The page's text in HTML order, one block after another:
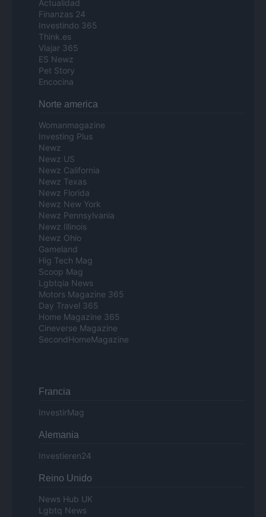
Actualidad
Finanzas 24
Investindo 365
Think.es
Viajar 365
ES Newz
Pet Story
Encocina
Norte america
Womanmagazine
Investing Plus
Newz
Newz US
Newz California
Newz Texas
Newz Florida
Newz New York
Newz Pennsylvania
Newz Illinois
Newz Ohio
Gameland
Hig Tech Mag
Scoop Mag
Lgbtqia News
Motors Magazine 365
Day Travel 365
Home Magazine 365
Cineverse Magazine
SecondHomeMagazine
Francia
InvestirMag
Alemania
Investieren24
Reino Unido
News Hub UK
Lgbtq News